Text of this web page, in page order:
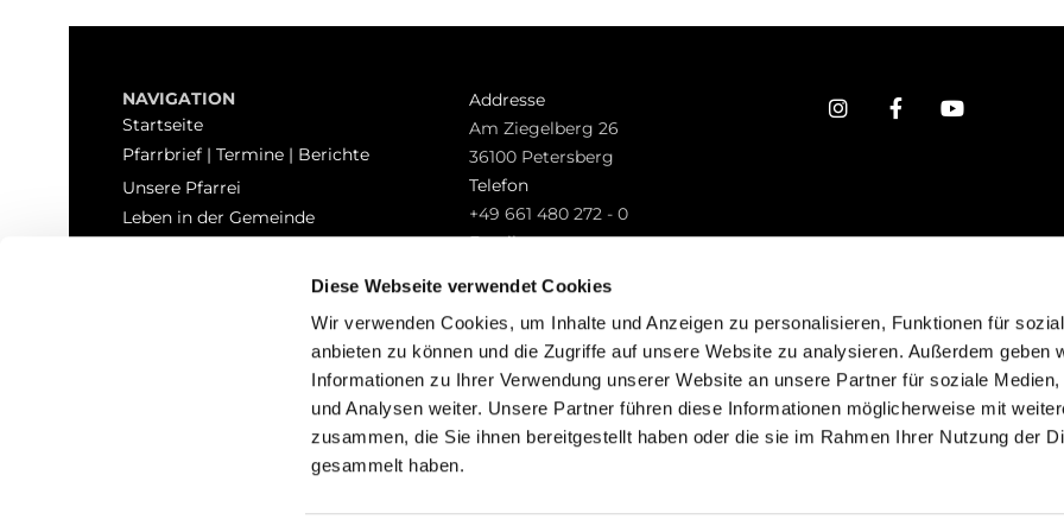
Diese Webseite verwendet Cookies
Wir verwenden Cookies, um Inhalte und Anzeigen zu personalisieren, Funktionen für
anbieten zu können und die Zugriffe auf unsere Website zu analysieren. Außerdem geben
Informationen zu Ihrer Verwendung unserer Website an unsere Partner für soziale Medien,
und Analysen weiter. Unsere Partner führen diese Informationen möglicherweise mit
zusammen, die Sie ihnen bereitgestellt haben oder die sie im Rahmen Ihrer Nutzung der
gesammelt haben.
NAVIGATION
Startseite
Pfarrbrief | Termine | Berichte
Unsere Pfarrei
Leben in der Gemeinde
Addresse
Am Ziegelberg 26
36100 Petersberg
Telefon
+49 661 480 272 - 0
Email
Impressum Datenschutzerklärung ChurchDesk-